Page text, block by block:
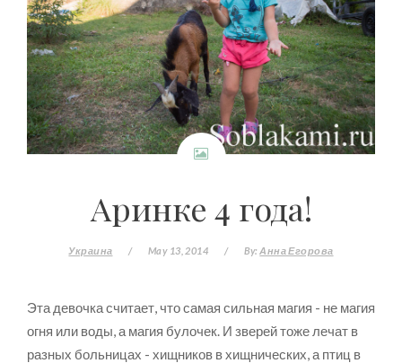
Аринке 4 года!
Украина / May 13, 2014 / By:Анна Егорова
Эта девочка считает, что самая сильная магия - не магия
огня или воды, а магия булочек. И зверей тоже лечат в
разных больницах - хищников в хищнических, а птиц в